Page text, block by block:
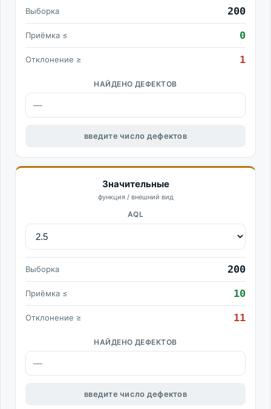
Выборка 200
Приёмка ≤ 0
Отклонение ≥ 1
НАЙДЕНО ДЕФЕКТОВ
введите число дефектов
Значительные
функция / внешний вид
AQL
Выборка 200
Приёмка ≤ 10
Отклонение ≥ 11
НАЙДЕНО ДЕФЕКТОВ
введите число дефектов